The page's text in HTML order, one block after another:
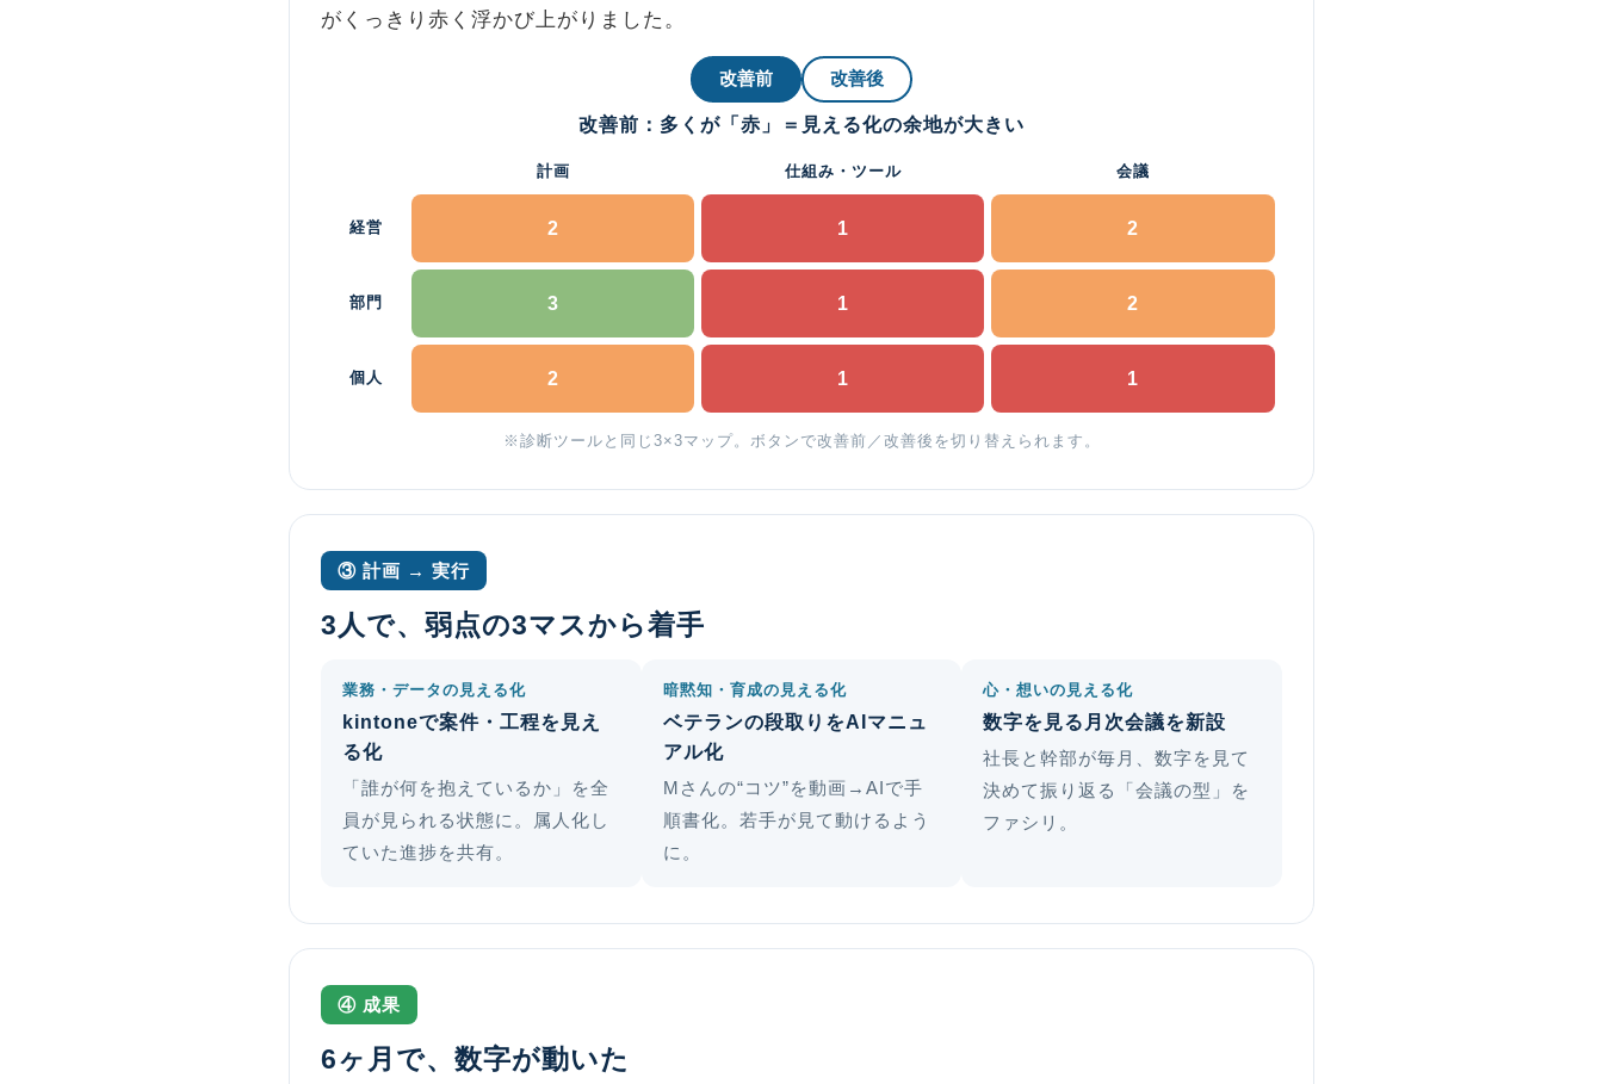
がくっきり赤く浮かび上がりました。
改善前 改善後
改善前：多くが「赤」＝見える化の余地が大きい
計画 仕組み・ツール 会議
経営 2 1 2
部門 3 1 2
個人 2 1 1
※診断ツールと同じ3×3マップ。ボタンで改善前／改善後を切り替えられます。
③ 計画 → 実行
3人で、弱点の3マスから着手
業務・データの見える化
kintoneで案件・工程を見え
る化
「誰が何を抱えているか」を全
員が見られる状態に。属人化し
ていた進捗を共有。
暗黙知・育成の見える化
ベテランの段取りをAIマニュ
アル化
Mさんの“コツ”を動画→AIで手
順書化。若手が見て動けるよう
に。
心・想いの見える化
数字を見る月次会議を新設
社長と幹部が毎月、数字を見て
決めて振り返る「会議の型」を
ファシリ。
④ 成果
6ヶ月で、数字が動いた